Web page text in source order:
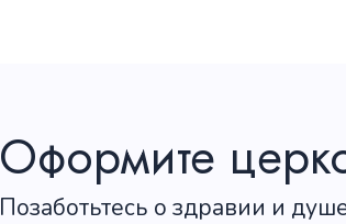
Оформите
Позаботьтесь о здравии и